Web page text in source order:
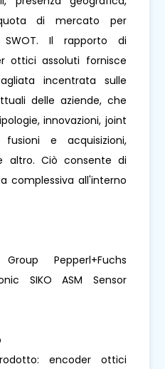
di mercato per
Il rapporto di
ottici assoluti fornisce
incentrata sulle
delle aziende, che
innovazioni, joint
fusioni e acquisizioni,
altro. Ciò consente di
complessiva all'interno
Group Pepperl+Fuchs
SIKO ASM Sensor
encoder ottici